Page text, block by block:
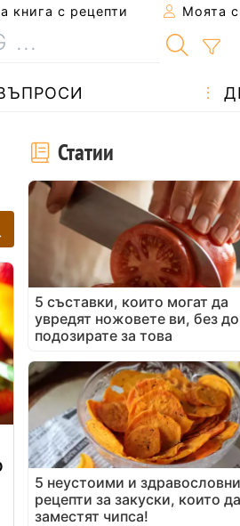
книга с рецепти Моята
Статии
5 съставки, които могат да
увредят ножовете ви, без
подозирате за това
5 неустоими и здравословни
рецепти за закуски, които да
заместят чипса!